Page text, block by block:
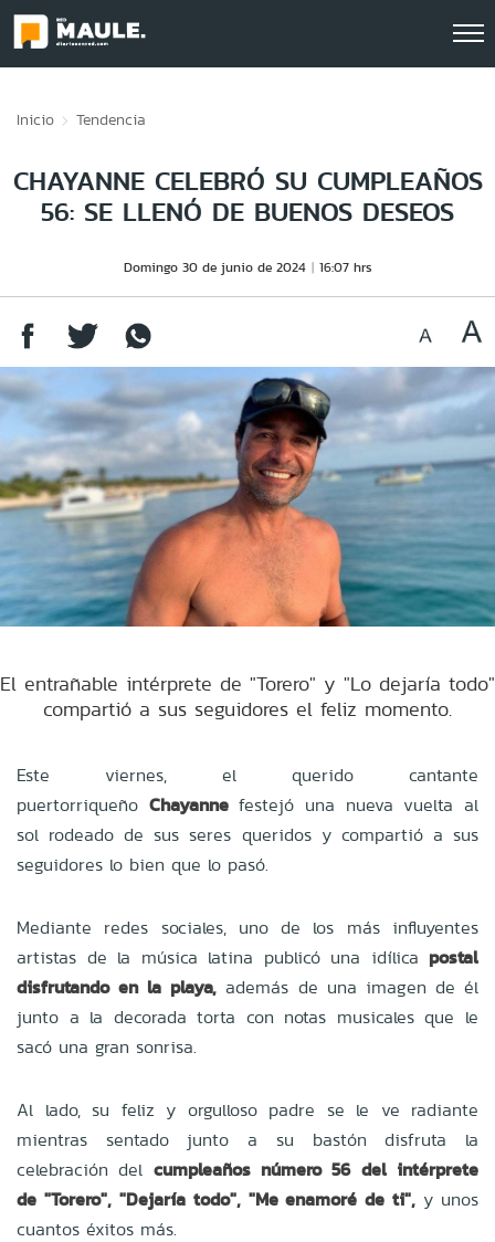
Inicio Tendencia
CHAYANNE CELEBRÓ SU CUMPLEAÑOS
56: SE LLENÓ DE BUENOS DESEOS
Domingo 30 de junio de 2024 16:07 hrs
El entrañable intérprete de "Torero" y "Lo dejaría todo"
compartió a sus seguidores el feliz momento.
Este viernes, el querido cantante
puertorriqueño Chayanne festejó una nueva vuelta al
sol rodeado de sus seres queridos y compartió a sus
seguidores lo bien que lo pasó.
Mediante redes sociales, uno de los más influyentes
artistas de la música latina publicó una idílica postal
disfrutando en la playa, además de una imagen de él
junto a la decorada torta con notas musicales que le
sacó una gran sonrisa.
Al lado, su feliz y orgulloso padre se le ve radiante
mientras sentado junto a su bastón disfruta la
celebración del cumpleaños número 56 del intérprete
de "Torero", "Dejaría todo", "Me enamoré de ti", y unos
cuantos éxitos más.